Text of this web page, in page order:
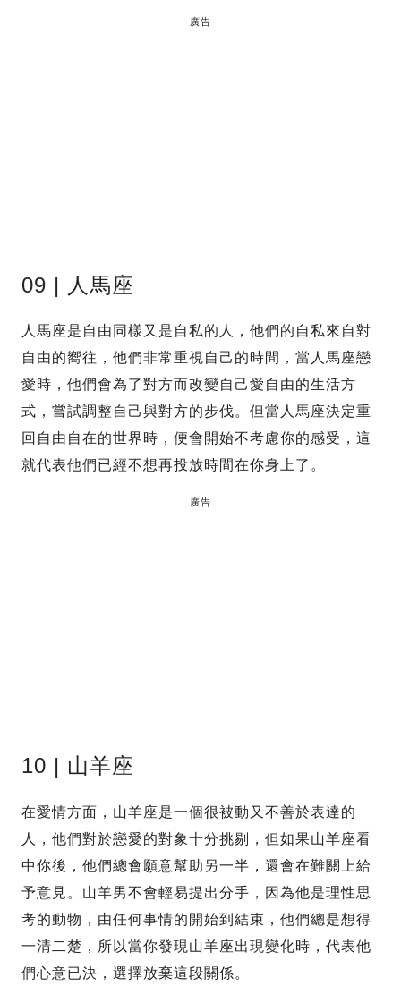
廣告
09 | 人馬座
人馬座是自由同樣又是自私的人，他們的自私來自對
自由的嚮往，他們非常重視自己的時間，當人馬座戀
愛時，他們會為了對方而改變自己愛自由的生活方
式，嘗試調整自己與對方的步伐。但當人馬座決定重
回自由自在的世界時，便會開始不考慮你的感受，這
就代表他們已經不想再投放時間在你身上了。
廣告
10 | 山羊座
在愛情方面，山羊座是一個很被動又不善於表達的
人，他們對於戀愛的對象十分挑剔，但如果山羊座看
中你後，他們總會願意幫助另一半，還會在難關上給
予意見。山羊男不會輕易提出分手，因為他是理性思
考的動物，由任何事情的開始到結束，他們總是想得
一清二楚，所以當你發現山羊座出現變化時，代表他
們心意已決，選擇放棄這段關係。